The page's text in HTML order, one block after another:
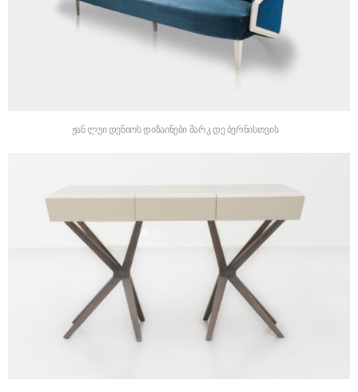
ჟან ლუი დენიოს დიზაინები მარკ დე ბერნისთვის